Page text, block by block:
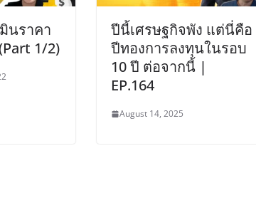
มินราคา
1/2)
ปีนี้เศรษฐกิจพัง แต่นี่คือ
ปีทองการลงทุนในรอบ
10 ปี ต่อจากนี้ |
EP.164
August 14, 2025